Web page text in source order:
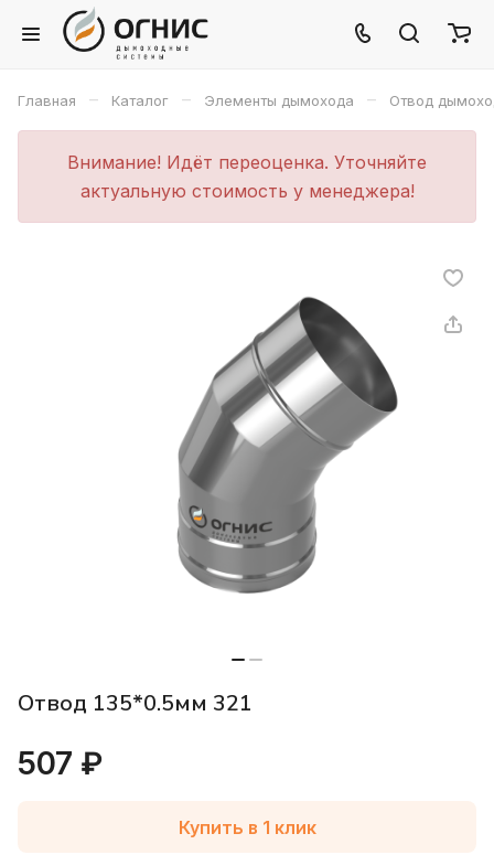
Главная – Каталог – Элементы дымохода – Отвод
Внимание! Идёт переоценка. Уточняйте
актуальную стоимость у менеджера!
Отвод 135*0.5мм 321
507 ₽
Купить в 1 клик